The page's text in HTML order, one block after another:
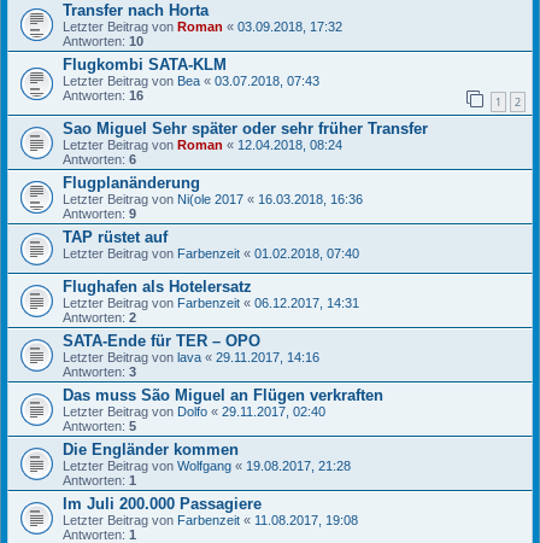
Transfer nach Horta
Letzter Beitrag von Roman « 03.09.2018, 17:32
Antworten: 10
Flugkombi SATA-KLM
Letzter Beitrag von Bea « 03.07.2018, 07:43
Antworten: 16 1 2
Sao Miguel Sehr später oder sehr früher Transfer
Letzter Beitrag von Roman « 12.04.2018, 08:24
Antworten: 6
Flugplanänderung
Letzter Beitrag von Ni(ole 2017 « 16.03.2018, 16:36
Antworten: 9
TAP rüstet auf
Letzter Beitrag von Farbenzeit « 01.02.2018, 07:40
Flughafen als Hotelersatz
Letzter Beitrag von Farbenzeit « 06.12.2017, 14:31
Antworten: 2
SATA-Ende für TER – OPO
Letzter Beitrag von lava « 29.11.2017, 14:16
Antworten: 3
Das muss São Miguel an Flügen verkraften
Letzter Beitrag von Dolfo « 29.11.2017, 02:40
Antworten: 5
Die Engländer kommen
Letzter Beitrag von Wolfgang « 19.08.2017, 21:28
Antworten: 1
Im Juli 200.000 Passagiere
Letzter Beitrag von Farbenzeit « 11.08.2017, 19:08
Antworten: 1